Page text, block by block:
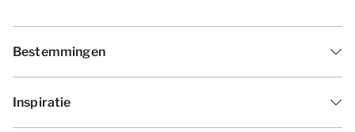
Bestemmingen
Inspiratie